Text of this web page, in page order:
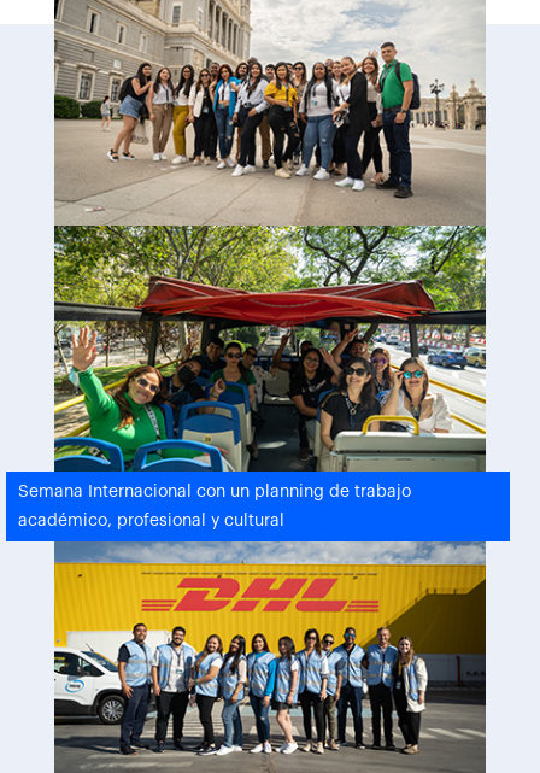
Semana Internacional con un planning de trabajo
académico, profesional y cultural